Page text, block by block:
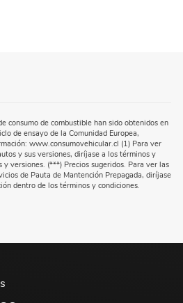
consumo de combustible han sido obtenidos en
de ensayo de la Comunidad Europea,
www.consumovehicular.cl (1) Para ver
y sus versiones, diríjase a los términos y
y versiones. (***) Precios sugeridos. Para ver las
de Pauta de Mantención Prepagada, diríjase
dentro de los términos y condiciones.